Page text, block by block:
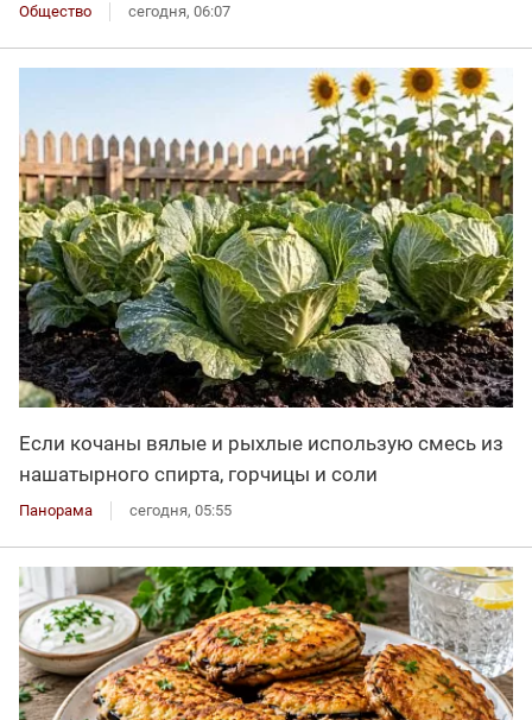
Общество сегодня, 06:07
Если кочаны вялые и рыхлые использую смесь из
нашатырного спирта, горчицы и соли
Панорама сегодня, 05:55